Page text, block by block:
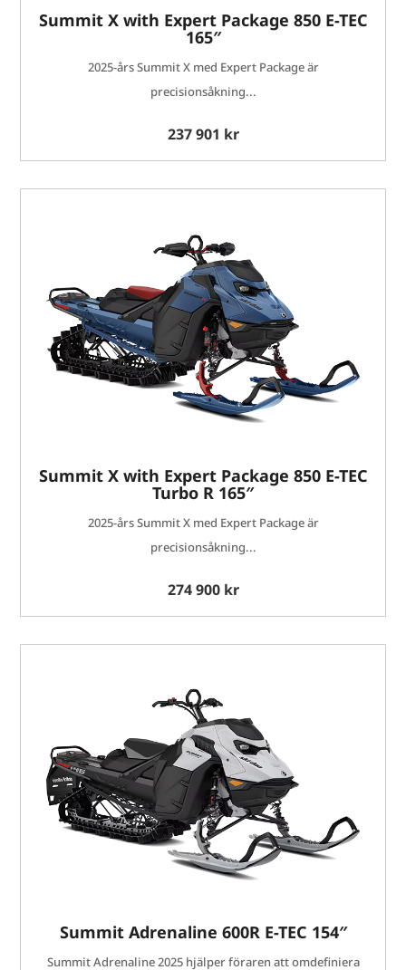
Summit X with Expert Package 850 E-TEC
165″
2025-års Summit X med Expert Package är
precisionsåkning...
237 901 kr
Summit X with Expert Package 850 E-TEC
Turbo R 165″
2025-års Summit X med Expert Package är
precisionsåkning...
274 900 kr
Summit Adrenaline 600R E-TEC 154″
Summit Adrenaline 2025 hjälper föraren att omdefiniera